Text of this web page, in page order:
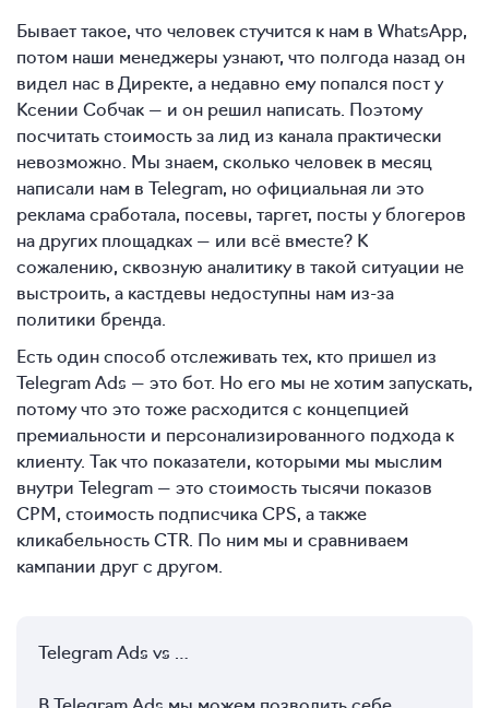
Бывает такое, что человек стучится к нам в WhatsApp,
потом наши менеджеры узнают, что полгода назад он
видел нас в Директе, а недавно ему попался пост у
Ксении Собчак — и он решил написать. Поэтому
посчитать стоимость за лид из канала практически
невозможно. Мы знаем, сколько человек в месяц
написали нам в Telegram, но официальная ли это
реклама сработала, посевы, таргет, посты у блогеров
на других площадках — или всё вместе? К
сожалению, сквозную аналитику в такой ситуации не
выстроить, а кастдевы недоступны нам из-за
политики бренда.
Есть один способ отслеживать тех, кто пришел из
Telegram Ads — это бот. Но его мы не хотим запускать,
потому что это тоже расходится с концепцией
премиальности и персонализированного подхода к
клиенту. Так что показатели, которыми мы мыслим
внутри Telegram — это стоимость тысячи показов
CPM, стоимость подписчика CPS, а также
кликабельность CTR. По ним мы и сравниваем
кампании друг с другом.
Telegram Ads vs …